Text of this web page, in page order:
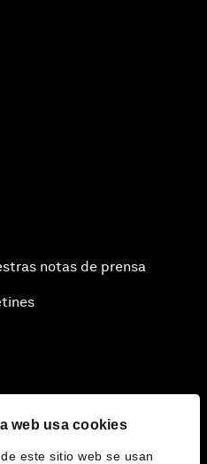
web usa cookies
este sitio web se usan
notas de prensa